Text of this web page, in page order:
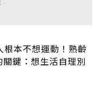
根本不想運動！熟齡
關鍵：想生活自理別